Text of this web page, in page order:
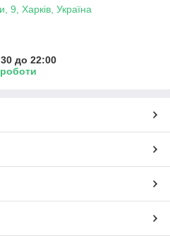
9, Харків, Україна
до 22:00